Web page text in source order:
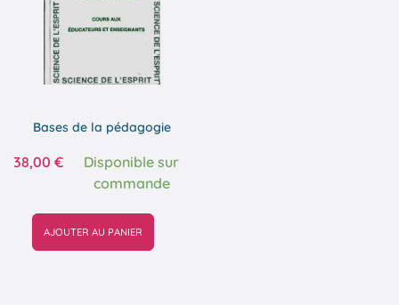
Bases de la pédagogie
38,00 €
Disponible sur
commande
AJOUTER AU PANIER